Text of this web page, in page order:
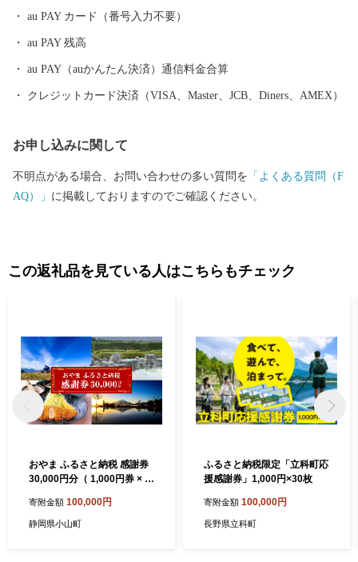
境をつくり、人口減少という課題に対応していきます。 さら
ウンテン』をはじめ、地域資源を生かしたレジャーアクティビテ
ィやイベント等によって、皆様をお迎えいたします。 ふるさと
納税をきっかけに磐梯町を訪れていただいた際には、皆様からの
au PAY カード（番号入力不要）
au PAY 残高
au PAY（auかんたん決済）通信料金合算
クレジットカード決済（VISA、Master、JCB、Diners、AMEX）
お申し込みに関して
不明点がある場合、お問い合わせの多い質問を 「よくある質問（F
AQ）」 に掲載しておりますのでご確認ください。
この返礼品を見ている人はこちらもチェック
おやま ふるさと納税 感謝券
30,000円分（ 1,000円券 × 3
用券 買い物 食事 宿泊
寄附金額 100,000円
静岡県小山町
ふるさと納税限定「立科町応
援感謝券」1,000円×30枚
寄附金額 100,000円
長野県立科町